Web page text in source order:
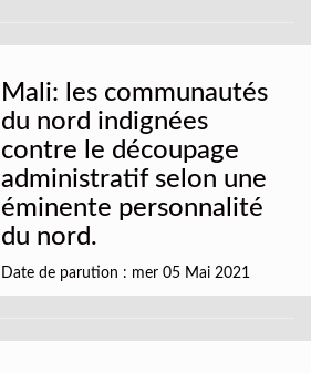
Mali: les communautés
du nord indignées
contre le découpage
administratif selon une
éminente personnalité
du nord.
Date de parution : mer 05 Mai 2021